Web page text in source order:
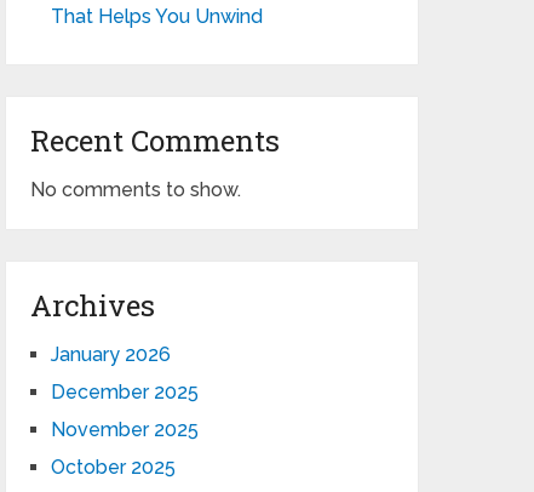
That Helps You Unwind
Recent Comments
No comments to show.
Archives
January 2026
December 2025
November 2025
October 2025